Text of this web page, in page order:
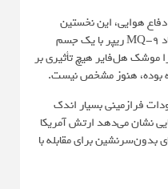
هوایی، این نخستین
گزارش عملیاتی است که از درگیری پهپاد MQ-9 ریپر با یک جسم
موشک هل‌فایر هیچ تأثیری بر
بوده، هنوز مشخص نیست.
فرازمینی بسیار اندک
نشان می‌دهد ارتش آمریکا
بدون‌سرنشین برای مقابله با